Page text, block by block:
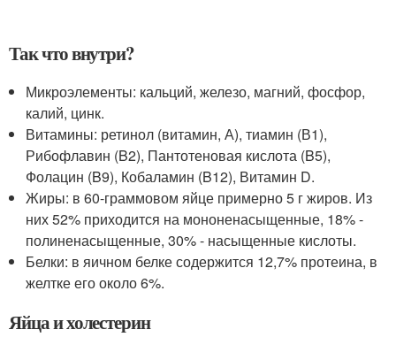
Так что внутри?
Микроэлементы: кальций, железо, магний, фосфор,
калий, цинк.
Витамины: ретинол (витамин, А), тиамин (В1),
Рибофлавин (B2), Пантотеновая кислота (B5),
Фолацин (B9), Кобаламин (B12), Витамин D.
Жиры: в 60-граммовом яйце примерно 5 г жиров. Из
них 52% приходится на мононенасыщенные, 18% -
полиненасыщенные, 30% - насыщенные кислоты.
Белки: в яичном белке содержится 12,7% протеина, в
желтке его около 6%.
Яйца и холестерин